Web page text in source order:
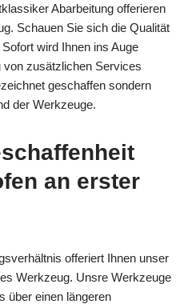
Abarbeitung offerieren
Schauen Sie sich die Qualität
wird Ihnen ins Auge
zusätzlichen Services
geschaffen sondern
der Werkzeuge.
an erster
offeriert Ihnen unser
Werkzeug. Unsre Werkzeuge
über einen längeren